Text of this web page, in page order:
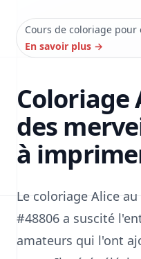
Cours de coloriage
En savoir plus →
Coloriage
des
à
Le coloriage Alice
#48806 a suscité
amateurs qui l'ont